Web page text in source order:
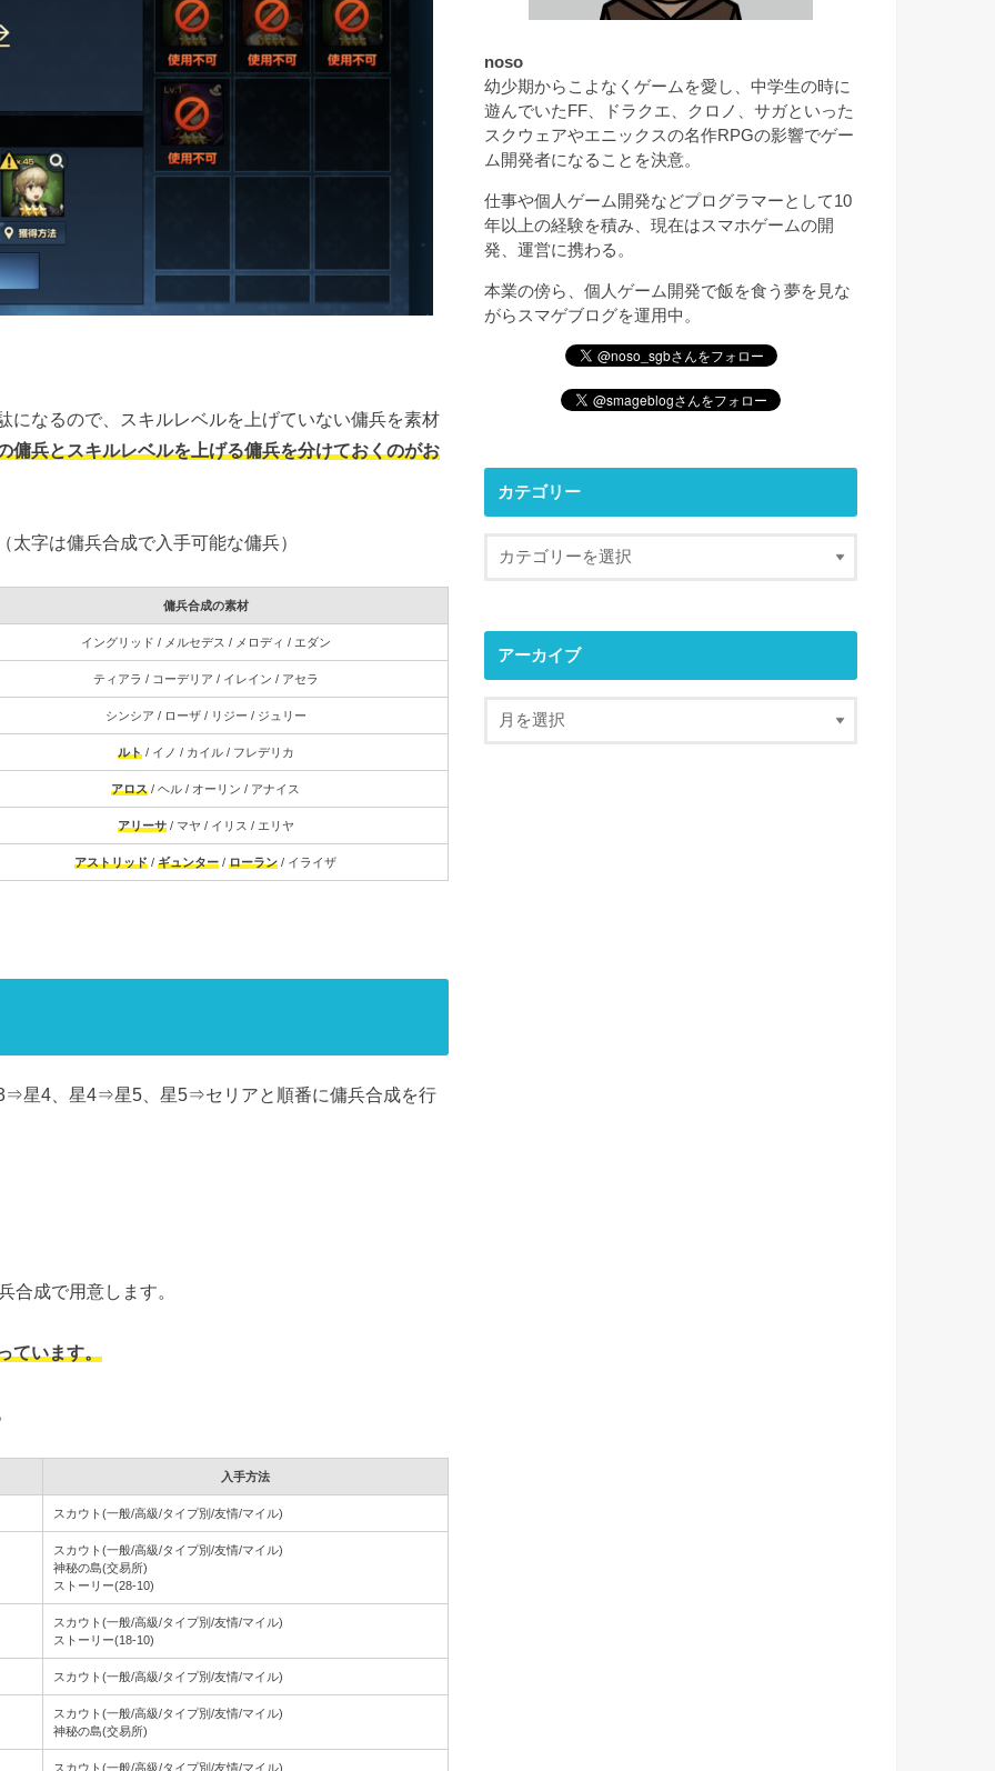
になるので、スキルレベルを上げていない傭兵を素材
傭兵とスキルレベルを上げる傭兵を分けておくのがお
字は傭兵合成で入手可能な傭兵）
傭兵合成の素材
イングリッド / メルセデス / メロディ / エダン
ティアラ / コーデリア / イレイン / アセラ
シンシア / ローザ / リジー / ジュリー
ルト/ イノ / カイル / フレデリカ
アロス / ヘル / オーリン / アナイス
アリーサ/ マヤ / イリス / エリヤ
アストリッド / ギュンター / ローラン / イライザ
星4、星4⇒星5、星5⇒セリアと順番に傭兵合成を行
合成で用意します。
ています。
入手方法
スカウト(一般/高級/タイプ別/友情/マイル)
スカウト(一般/高級/タイプ別/友情/マイル)
神秘の島(交易所)
ストーリー(28-10)
スカウト(一般/高級/タイプ別/友情/マイル)
ストーリー(18-10)
スカウト(一般/高級/タイプ別/友情/マイル)
スカウト(一般/高級/タイプ別/友情/マイル)
神秘の島(交易所)
スカウト(一般/高級/タイプ別/友情/マイル)
noso
幼少期からこよなくゲームを愛し、中学生の時に
遊んでいたFF、ドラクエ、クロノ、サガといった
スクウェアやエニックスの名作RPGの影響でゲー
ム開発者になることを決意。
仕事や個人ゲーム開発などプログラマーとして10
年以上の経験を積み、現在はスマホゲームの開
発、運営に携わる。
本業の傍ら、個人ゲーム開発で飯を食う夢を見な
がらスマゲブログを運用中。
カテゴリー
アーカイブ